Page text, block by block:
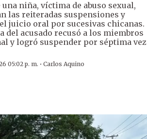
una niña, víctima de abuso sexual,
las reiteradas suspensiones y
juicio oral por sucesivas chicanas.
del acusado recusó a los miembros
y logró suspender por séptima vez
05:02 p. m. · Carlos Aquino